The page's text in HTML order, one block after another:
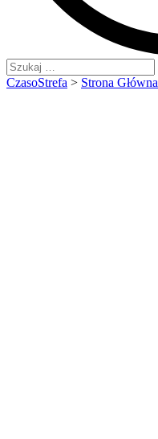
Szukaj:
CzasoStrefa > Strona Główna